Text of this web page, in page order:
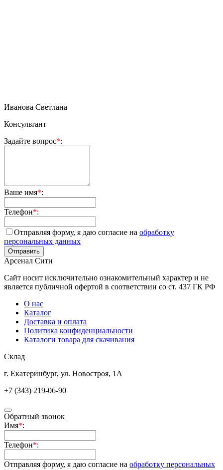
Иванова Светлана
Консультант
Задайте вопрос*:
Ваше имя*:
Телефон*:
Отправляя форму, я даю согласие на обработку
персональных данных
Арсенал Сити
Сайт носит исключительно ознакомительный характер и не
является публичной офертой в соответствии со ст. 437 ГК РФ
О нас
Каталог
Доставка и оплата
Политика конфиденциальности
Каталоги товара для скачивания
Склад
г. Екатеринбург, ул. Новостроя, 1А
+7 (343) 219-06-90
Обратный звонок
Имя*:
Телефон*:
Отправляя форму, я даю согласие на обработку персональных